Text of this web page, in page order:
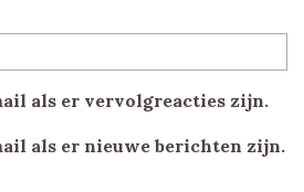
als er vervolgreacties zijn.
als er nieuwe berichten zijn.